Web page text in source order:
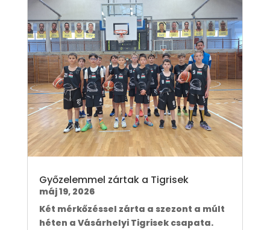
Győzelemmel zártak a Tigrisek
máj 19, 2026
Két mérkőzéssel zárta a szezont a múlt
héten a Vásárhelyi Tigrisek csapata.